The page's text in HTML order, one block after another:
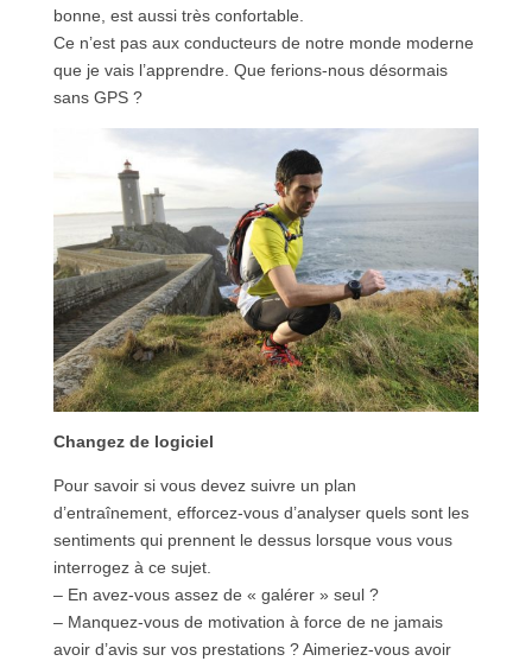
bonne, est aussi très confortable.
Ce n’est pas aux conducteurs de notre monde moderne
que je vais l’apprendre. Que ferions-nous désormais
sans GPS ?
Changez de logiciel
Pour savoir si vous devez suivre un plan
d’entraînement, efforcez-vous d’analyser quels sont les
sentiments qui prennent le dessus lorsque vous vous
interrogez à ce sujet.
– En avez-vous assez de « galérer » seul ?
– Manquez-vous de motivation à force de ne jamais
avoir d’avis sur vos prestations ? Aimeriez-vous avoir